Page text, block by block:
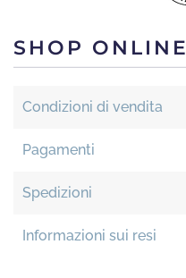
SHOP ONLINE
Condizioni di vendita
Pagamenti
Spedizioni
Informazioni sui resi